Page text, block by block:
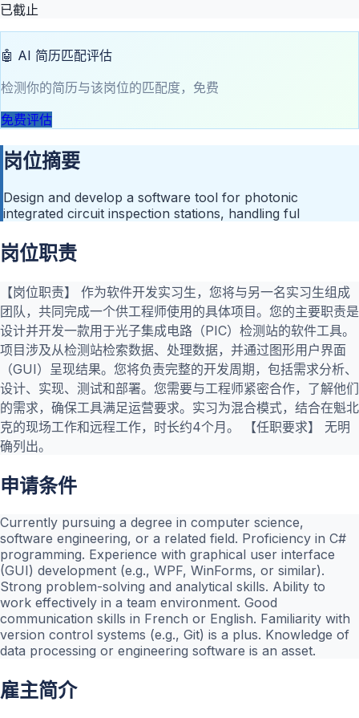
已截止
🤖 AI 简历匹配评估
检测你的简历与该岗位的匹配度，免费
免费评估
岗位摘要
Design and develop a software tool for photonic
integrated circuit inspection stations, handling ful
岗位职责
【岗位职责】 作为软件开发实习生，您将与另一名实习生组成
团队，共同完成一个供工程师使用的具体项目。您的主要职责是
设计并开发一款用于光子集成电路（PIC）检测站的软件工具。
项目涉及从检测站检索数据、处理数据，并通过图形用户界面
（GUI）呈现结果。您将负责完整的开发周期，包括需求分析、
设计、实现、测试和部署。您需要与工程师紧密合作，了解他们
的需求，确保工具满足运营要求。实习为混合模式，结合在魁北
克的现场工作和远程工作，时长约4个月。 【任职要求】 无明
确列出。
申请条件
Currently pursuing a degree in computer science,
software engineering, or a related field. Proficiency in C#
programming. Experience with graphical user interface
(GUI) development (e.g., WPF, WinForms, or similar).
Strong problem-solving and analytical skills. Ability to
work effectively in a team environment. Good
communication skills in French or English. Familiarity with
version control systems (e.g., Git) is a plus. Knowledge of
data processing or engineering software is an asset.
雇主简介